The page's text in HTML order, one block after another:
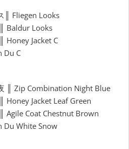
║ Fliegen Looks
Baldur Looks
Honey Jacket C
Du C
║ Zip Combination Night Blue
Honey Jacket Leaf Green
Agile Coat Chestnut Brown
Du White Snow